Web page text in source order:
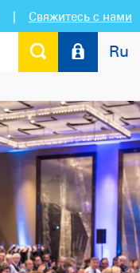
| Свяжитесь с нами
Ru